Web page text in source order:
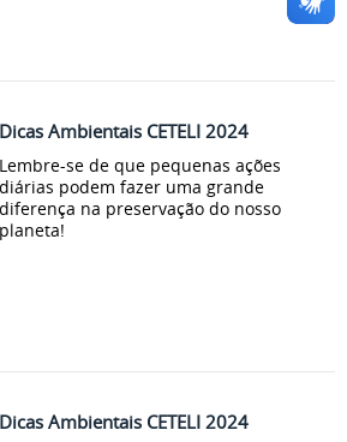
Dicas Ambientais CETELI 2024
Lembre-se de que pequenas ações
diárias podem fazer uma grande
diferença na preservação do nosso
planeta!
Dicas Ambientais CETELI 2024